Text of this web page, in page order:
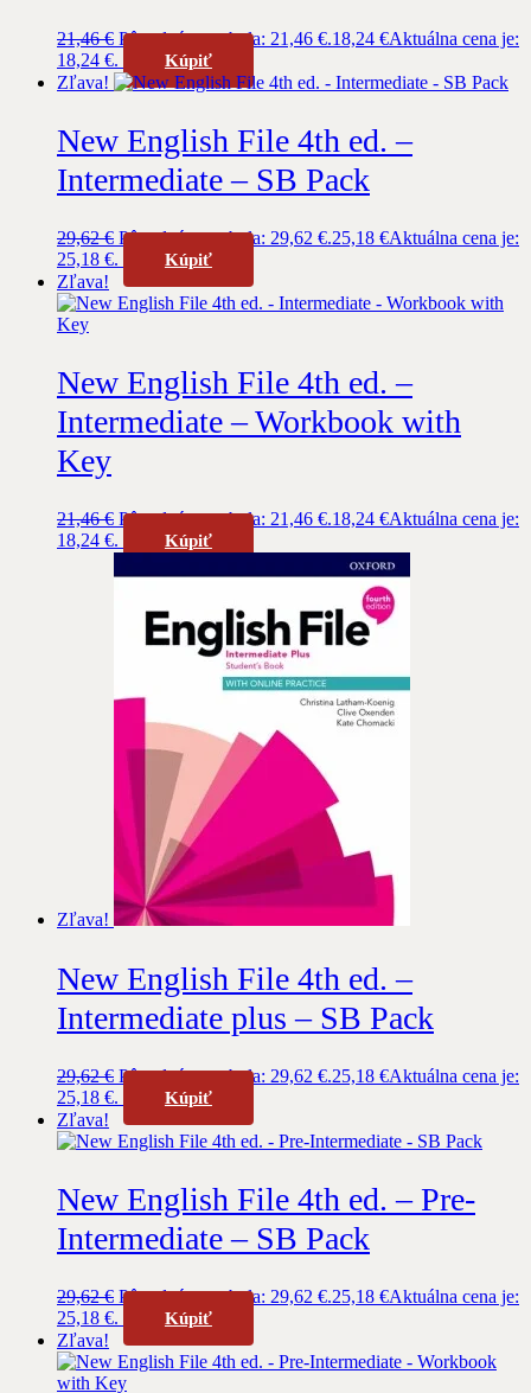
21,46€ Pôvodná cena bola: 21,46 €.18,24 €Aktuálna cena je:
18,24 €.
Kúpiť
Zľava!
New English File 4th ed. –
Intermediate – SB Pack
29,62€ Pôvodná cena bola: 29,62 €.25,18 €Aktuálna cena je:
25,18 €.
Kúpiť
Zľava!
New English File 4th ed. –
Intermediate – Workbook with
Key
21,46€ Pôvodná cena bola: 21,46 €.18,24 €Aktuálna cena je:
18,24 €.
Kúpiť
Zľava!
New English File 4th ed. –
Intermediate plus – SB Pack
29,62€ Pôvodná cena bola: 29,62 €.25,18 €Aktuálna cena je:
25,18 €.
Kúpiť
Zľava!
New English File 4th ed. – Pre-
Intermediate – SB Pack
29,62€ Pôvodná cena bola: 29,62 €.25,18 €Aktuálna cena je:
25,18 €.
Kúpiť
Zľava!